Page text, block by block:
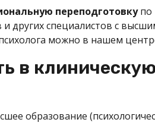
переподготовкупо
других специалистов с
можно в нашем
в клиническую
образование